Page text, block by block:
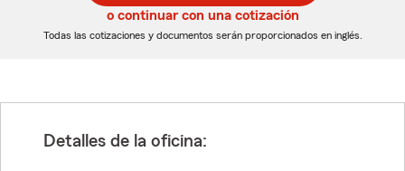
5
dígitos
5
dígitos
o continuar con una cotización
Todas las cotizaciones y documentos serán proporcionados en inglés.
Detalles de la oficina: